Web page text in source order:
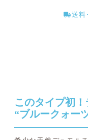
送料
このタイプ初
“ブルークォー